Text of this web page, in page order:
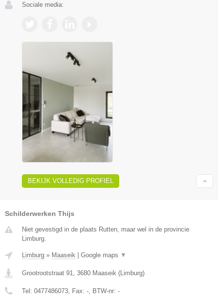
Sociale media:
BEKIJK VOLLEDIG PROFIEL
Schilderwerken Thijs
Niet gevestigd in de plaats Rutten, maar wel in de provincie
Limburg.
Limburg » Maaseik Google maps ▼
Grootrootstraat 91, 3680 Maaseik (Limburg)
Tel: 0477486073, Fax: -, BTW-nr: -